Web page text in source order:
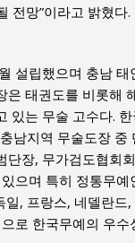
전망”이라고 밝혔다.
설립했으며 충남
은 태권도를 비롯해
있는 무술 고수다.
남지역 무술도장
단장, 무가검도협회
으며 특히 정통무
일, 프랑스, 네델란
로 한국무예의 우